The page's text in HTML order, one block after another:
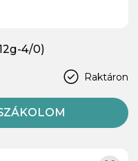
4/0)
Raktáron